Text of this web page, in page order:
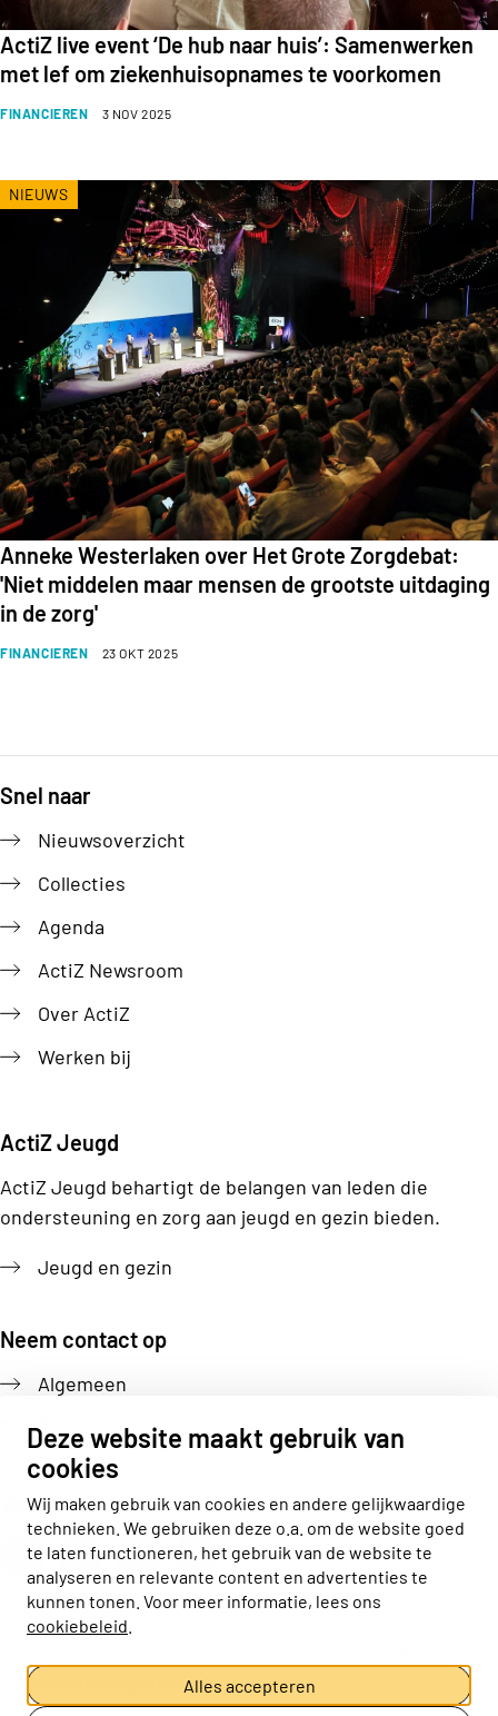
Deze website maakt gebruik van
cookies
Wij maken gebruik van cookies en andere gelijkwaardige
technieken. We gebruiken deze o.a. om de website goed
te laten functioneren, het gebruik van de website te
analyseren en relevante content en advertenties te
kunnen tonen. Voor meer informatie, lees ons
cookiebeleid
Alles accepteren
FINANCIEREN 3 NOV 2025
ActiZ live event ‘De hub naar huis’: Samenwerken
met lef om ziekenhuisopnames te voorkomen
FINANCIEREN 23 OKT 2025
Anneke Westerlaken over Het Grote Zorgdebat:
'Niet middelen maar mensen de grootste uitdaging
in de zorg'
NIEUWS
Snel naar
Nieuwsoverzicht
Collecties
Agenda
ActiZ Newsroom
Over ActiZ
Werken bij
ActiZ Jeugd
ActiZ Jeugd behartigt de belangen van leden die
ondersteuning en zorg aan jeugd en gezin bieden.
Jeugd en gezin
Neem contact op
Algemeen
Pers
Volg ons
Actiz linkedin
Actiz instagram
Actiz youtube
Actiz facebook
Cookie-instellingen aanpassen